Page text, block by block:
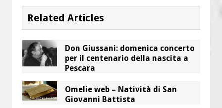
Related Articles
Don Giussani: domenica concerto
per il centenario della nascita a
Pescara
Omelie web – Natività di San
Giovanni Battista